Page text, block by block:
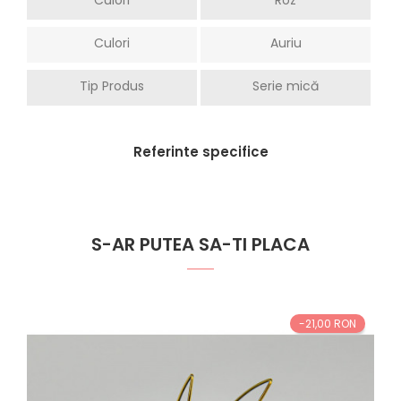
Culori Auriu
Tip Produs Serie mică
Referinte specifice
S-AR PUTEA SA-TI PLACA
-21,00 RON